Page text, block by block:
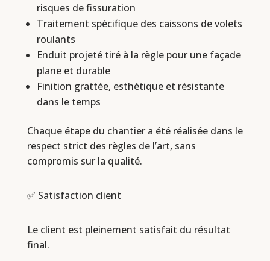
risques de fissuration
Traitement spécifique des caissons de volets
roulants
Enduit projeté tiré à la règle pour une façade
plane et durable
Finition grattée, esthétique et résistante
dans le temps
Chaque étape du chantier a été réalisée dans le
respect strict des règles de l’art, sans
compromis sur la qualité.
✅ Satisfaction client
Le client est pleinement satisfait du résultat
final.